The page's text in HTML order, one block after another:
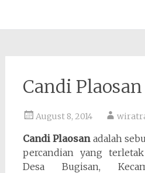
Candi Plaosan
August 8, 2014
Candi Plaosanadalah
percandian yang
Desa Bugisan,